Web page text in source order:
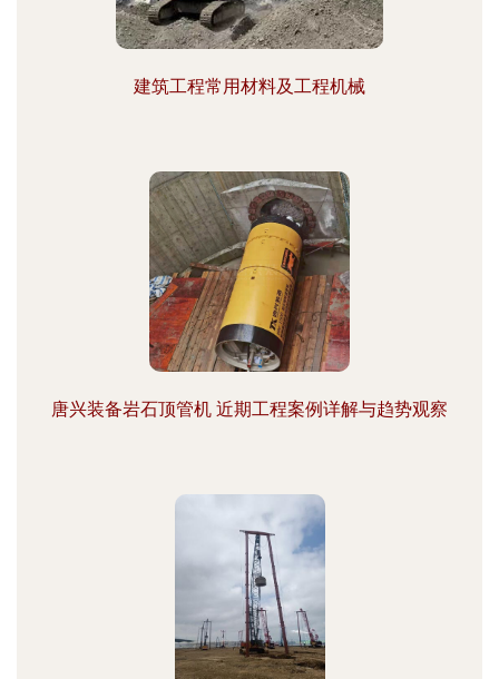
建筑工程常用材料及工程机械
唐兴装备岩石顶管机 近期工程案例详解与趋势观察